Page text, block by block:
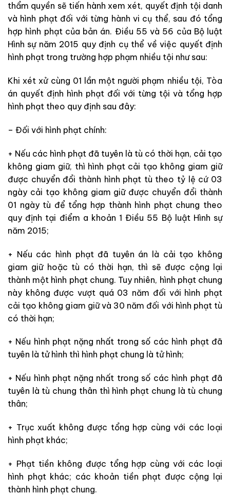
thẩm quyền sẽ tiến hành xem xét, quyết định tội danh
và hình phạt đối với từng hành vi cụ thể, sau đó tổng
hợp hình phạt của bản án. Điều 55 và 56 của Bộ luật
Hình sự năm 2015 quy định cụ thể về việc quyết định
hình phạt trong trường hợp phạm nhiều tội như sau:
Khi xét xử cùng 01 lần một người phạm nhiều tội, Tòa
án quyết định hình phạt đối với từng tội và tổng hợp
hình phạt theo quy định sau đây:
– Đối với hình phạt chính:
+ Nếu các hình phạt đã tuyên là tù có thời hạn, cải tạo
không giam giữ, thì hình phạt cải tạo không giam giữ
được chuyển đổi thành hình phạt tù theo tỷ lệ cứ 03
ngày cải tạo không giam giữ được chuyển đổi thành
01 ngày tù để tổng hợp thành hình phạt chung theo
quy định tại điểm a khoản 1 Điều 55 Bộ luật Hình sự
năm 2015;
+ Nếu các hình phạt đã tuyên án là cải tạo không
giam giữ hoặc tù có thời hạn, thì sẽ được cộng lại
thành một hình phạt chung. Tuy nhiên, hình phạt chung
này không được vượt quá 03 năm đối với hình phạt
cải tạo không giam giữ và 30 năm đối với hình phạt tù
có thời hạn;
+ Nếu hình phạt nặng nhất trong số các hình phạt đã
tuyên là tử hình thì hình phạt chung là tử hình;
+ Nếu hình phạt nặng nhất trong số các hình phạt đã
tuyên là tù chung thân thì hình phạt chung là tù chung
thân;
+ Trục xuất không được tổng hợp cùng với các loại
hình phạt khác;
+ Phạt tiền không được tổng hợp cùng với các loại
hình phạt khác; các khoản tiền phạt được cộng lại
thành hình phạt chung.